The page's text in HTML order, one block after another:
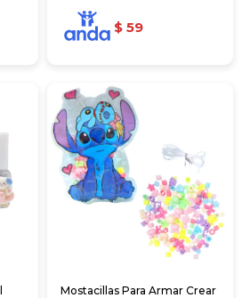
$ 59
Mostacillas Para Armar Crear